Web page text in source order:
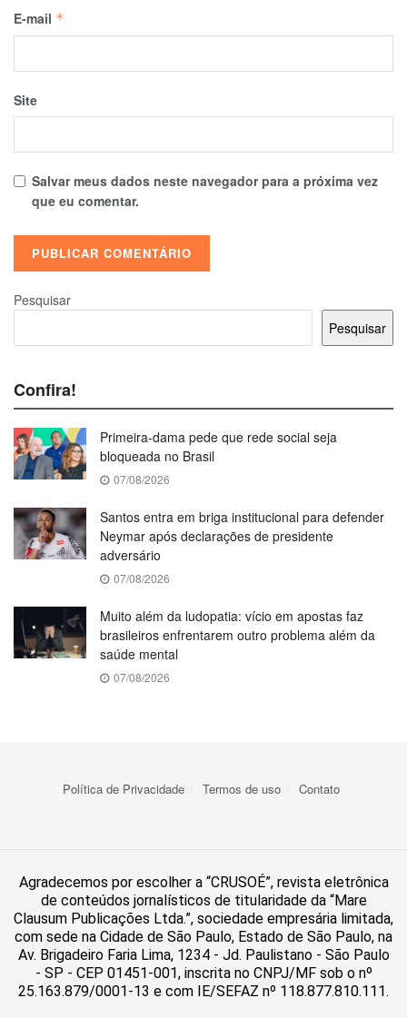
E-mail *
Site
Salvar meus dados neste navegador para a próxima vez
que eu comentar.
Pesquisar
Pesquisar
Confira!
Primeira-dama pede que rede social seja
bloqueada no Brasil
07/08/2026
Santos entra em briga institucional para defender
Neymar após declarações de presidente
adversário
07/08/2026
Muito além da ludopatia: vício em apostas faz
brasileiros enfrentarem outro problema além da
saúde mental
07/08/2026
Política de Privacidade Termos de uso Contato
Agradecemos por escolher a “CRUSOÉ”, revista eletrônica
de conteúdos jornalísticos de titularidade da “Mare
Clausum Publicações Ltda.”, sociedade empresária limitada,
com sede na Cidade de São Paulo, Estado de São Paulo, na
Av. Brigadeiro Faria Lima, 1234 - Jd. Paulistano - São Paulo
- SP - CEP 01451-001, inscrita no CNPJ/MF sob o nº
25.163.879/0001-13 e com IE/SEFAZ nº 118.877.810.111.